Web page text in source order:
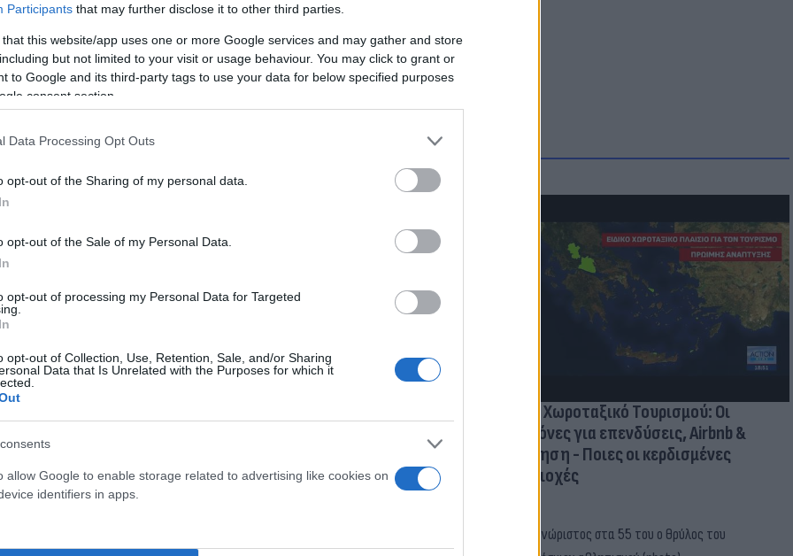
Participants that may further disclose it to other third parties.
that this website/app uses one or more Google services and may gather and store
but not limited to your visit or usage behaviour. You may click to grant or
to Google and its third-party tags to use your data for below specified purposes
consent section.
Data Processing Opt Outs
opt-out of the Sharing of my personal data.
opt-out of the Sale of my Personal Data.
opt-out of processing my Personal Data for Targeted
opt-out of Collection, Use, Retention, Sale, and/or Sharing
Data that Is Unrelated with the Purposes for which it
allow Google to enable storage related to advertising like cookies on
identifiers in apps.
υπήρξε ένας
να δώσει μια
τον γιο του
επιστήμονες ρίχνουν φως στις
"φιλίες" μεταξύ διαφορετικών ειδών
Νέο Χωροταξικό Τουρισμού: Οι
κανόνες για επενδύσεις, Airbnb &
δόμηση - Ποιες οι κερδισμένες
περιοχές